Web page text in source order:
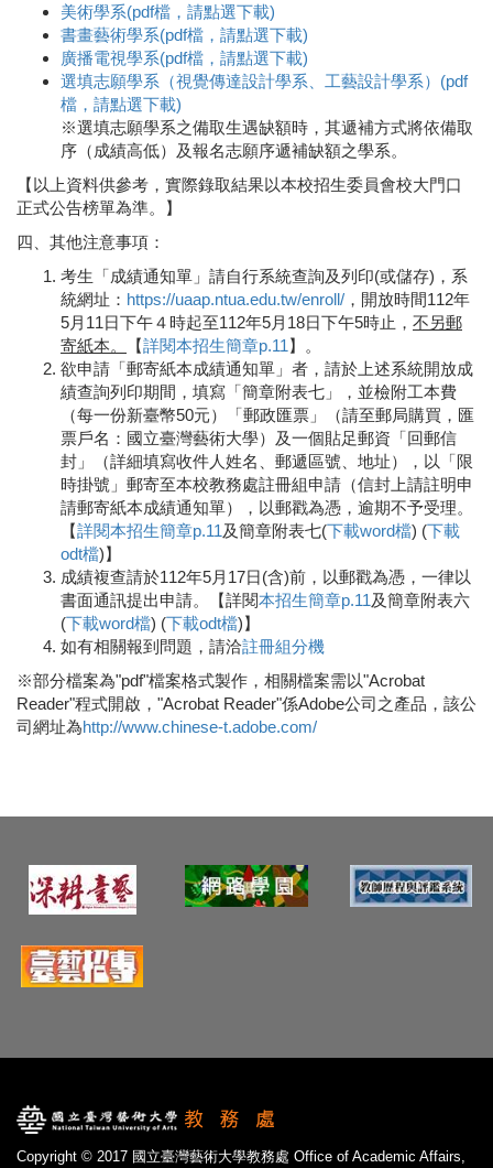
美術學系(pdf檔，請點選下載)
書畫藝術學系(pdf檔，請點選下載)
廣播電視學系(pdf檔，請點選下載)
選填志願學系（視覺傳達設計學系、工藝設計學系）(pdf
檔，請點選下載)
※選填志願學系之備取生遇缺額時，其遞補方式將依備取
序（成績高低）及報名志願序遞補缺額之學系。
【以上資料供參考，實際錄取結果以本校招生委員會校大門口
正式公告榜單為準。】
四、其他注意事項：
考生「成績通知單」請自行系統查詢及列印(或儲存)，系
統網址： https://uaap.ntua.edu.tw/enroll/ ，開放時間112年
5月11日下午４時起至112年5月18日下午5時止， 不另郵
寄紙本。
【詳閱本招生簡章p.11】。
欲申請「郵寄紙本成績通知單」者，請於上述系統開放成
績查詢列印期間，填寫「簡章附表七」，並檢附工本費
（每一份新臺幣50元）「郵政匯票」（請至郵局購買，匯
票戶名：國立臺灣藝術大學）及一個貼足郵資「回郵信
封」（詳細填寫收件人姓名、郵遞區號、地址），以「限
時掛號」郵寄至本校教務處註冊組申請（信封上請註明申
請郵寄紙本成績通知單），以郵戳為憑，逾期不予受理。
【詳閱本招生簡章p.11及簡章附表七(下載word檔) (下載
odt檔)】
成績複查請於112年5月17日(含)前，以郵戳為憑，一律以
書面通訊提出申請。【詳閱本招生簡章p.11及簡章附表六
(下載word檔) (下載odt檔)】
如有相關報到問題，請洽註冊組分機
※部分檔案為"pdf"檔案格式製作，相關檔案需以"Acrobat
Reader"程式開啟，"Acrobat Reader"係Adobe公司之產品，該公
司網址為http://www.chinese-t.adobe.com/
Copyright © 2017 國立臺灣藝術大學教務處 Office of Academic Affairs,